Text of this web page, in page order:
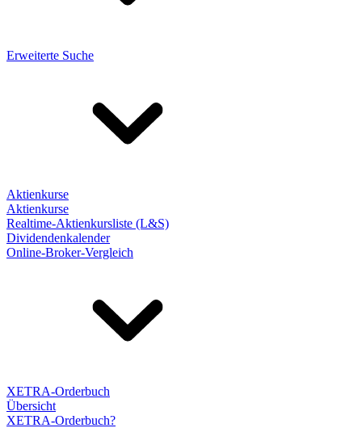
Erweiterte Suche
Aktienkurse
Aktienkurse
Realtime-Aktienkursliste (L&S)
Dividendenkalender
Online-Broker-Vergleich
XETRA-Orderbuch
Übersicht
XETRA-Orderbuch?